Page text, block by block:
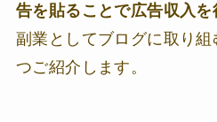
告を貼ることで広告収入を
副業としてブログに取り
つご紹介します。